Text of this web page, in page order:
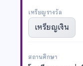
เหรียญรางวัล
เหรียญเงิน
สถานศึกษา